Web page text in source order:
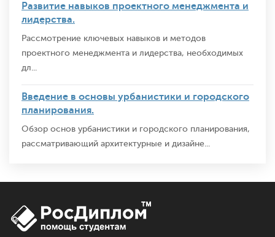
Развитие навыков проектного менеджмента и
лидерства.
Рассмотрение ключевых навыков и методов
проектного менеджмента и лидерства, необходимых
дл...
Введение в основы урбанистики и городского
планирования.
Обзор основ урбанистики и городского планирования,
рассматривающий архитектурные и дизайне...